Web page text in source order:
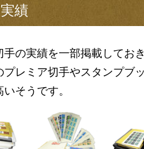
績
の実績を一部掲載してお
レミア切手やスタンプブ
そうです。